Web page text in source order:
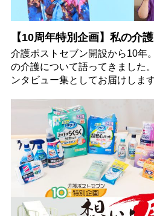
【10周年特別企画】私の介護
介護ポストセブン開設から10年
の介護について語ってきました
ンタビュー集としてお届けします